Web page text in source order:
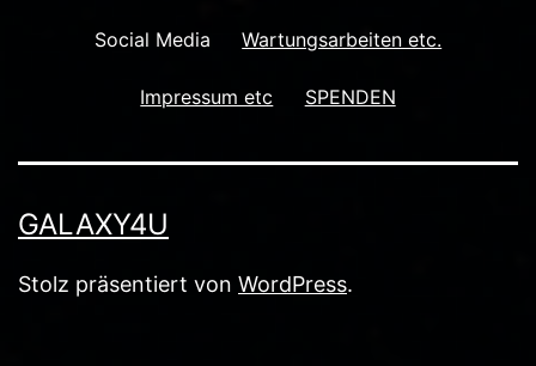
Social Media Wartungsarbeiten etc.
Impressum etc SPENDEN
GALAXY4U
Stolz präsentiert von WordPress.